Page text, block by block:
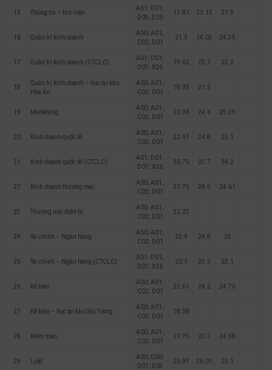
15 Thông tin – thư viện
A01; D01;
D03; D29
17.81 22.15 21.5
16 Quản trị kinh doanh
A00; A01;
C02; D01
21.5 24.05 24.35
17 Quản trị kinh doanh (CTCLC)
A01; D01;
D07; X26
19.62 23.1 23.2
18
Quản trị kinh doanh – học tại khu
Hòa An
A00; A01;
C02; D01
18.95 21.5
19 Marketing
A00; A01;
C02; D01
22.96 24.6 25.35
20 Kinh doanh quốc tế
A00; A01;
C02; D01
22.47 24.8 25.1
21 Kinh doanh quốc tế (CTCLC)
A01; D01;
D07; X26
20.75 23.7 24.2
22 Kinh doanh thương mại
A00; A01;
C02; D01
21.75 24.5 24.61
23 Thương mại điện tử
A00; A01;
C02; D01
22.23
24 Tài chính – Ngân hàng
A00; A01;
C02; D01
22.9 24.8 25
25 Tài chính – Ngân hàng (CTCLC)
A01; D01;
D07; X26
20.1 23.5 23.1
26 Kế toán
A00; A01;
C02; D01
22.61 24.2 24.76
27 Kế toán – học tại khu Sóc Trăng
A00; A01;
C02; D01
18.38
28 Kiểm toán
A00; A01;
C02; D01
21.75 23.7 24.58
29 Luật
A00; C00;
D01; D03
25.97 26.01 25.1